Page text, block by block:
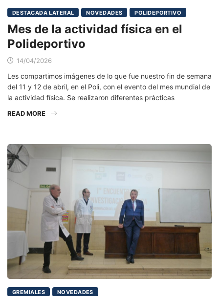
DESTACADA LATERAL NOVEDADES POLIDEPORTIVO
Mes de la actividad física en el
Polideportivo
14/04/2026
Les compartimos imágenes de lo que fue nuestro fin de semana
del 11 y 12 de abril, en el Poli, con el evento del mes mundial de
la actividad física. Se realizaron diferentes prácticas
READ MORE
GREMIALES NOVEDADES